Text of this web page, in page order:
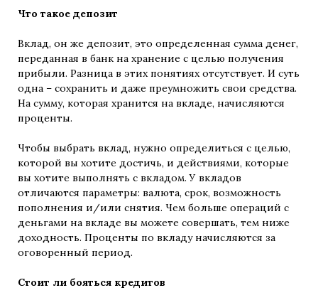
Что такое депозит
Вклад, он же депозит, это определенная сумма денег,
переданная в банк на хранение с целью получения
прибыли. Разница в этих понятиях отсутствует. И суть
одна – сохранить и даже преумножить свои средства.
На сумму, которая хранится на вкладе, начисляются
проценты.
Чтобы выбрать вклад, нужно определиться с целью,
которой вы хотите достичь, и действиями, которые
вы хотите выполнять с вкладом. У вкладов
отличаются параметры: валюта, срок, возможность
пополнения и/или снятия. Чем больше операций с
деньгами на вкладе вы можете совершать, тем ниже
доходность. Проценты по вкладу начисляются за
оговоренный период.
Стоит ли бояться кредитов